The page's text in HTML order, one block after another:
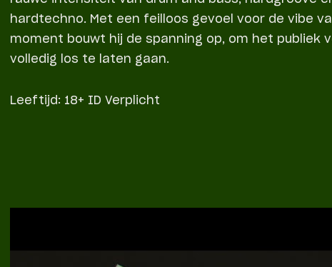
hardtechno. Met een feilloos gevoel voor de vibe
moment bouwt hij de spanning op, om het publiek
volledig los te laten gaan.
Leeftijd: 18+ ID Verplicht